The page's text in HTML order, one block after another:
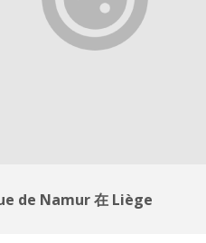
de Namur 在 Liège